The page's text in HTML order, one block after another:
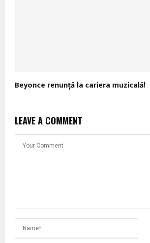
Beyonce renunţă la cariera muzicală!
LEAVE A COMMENT